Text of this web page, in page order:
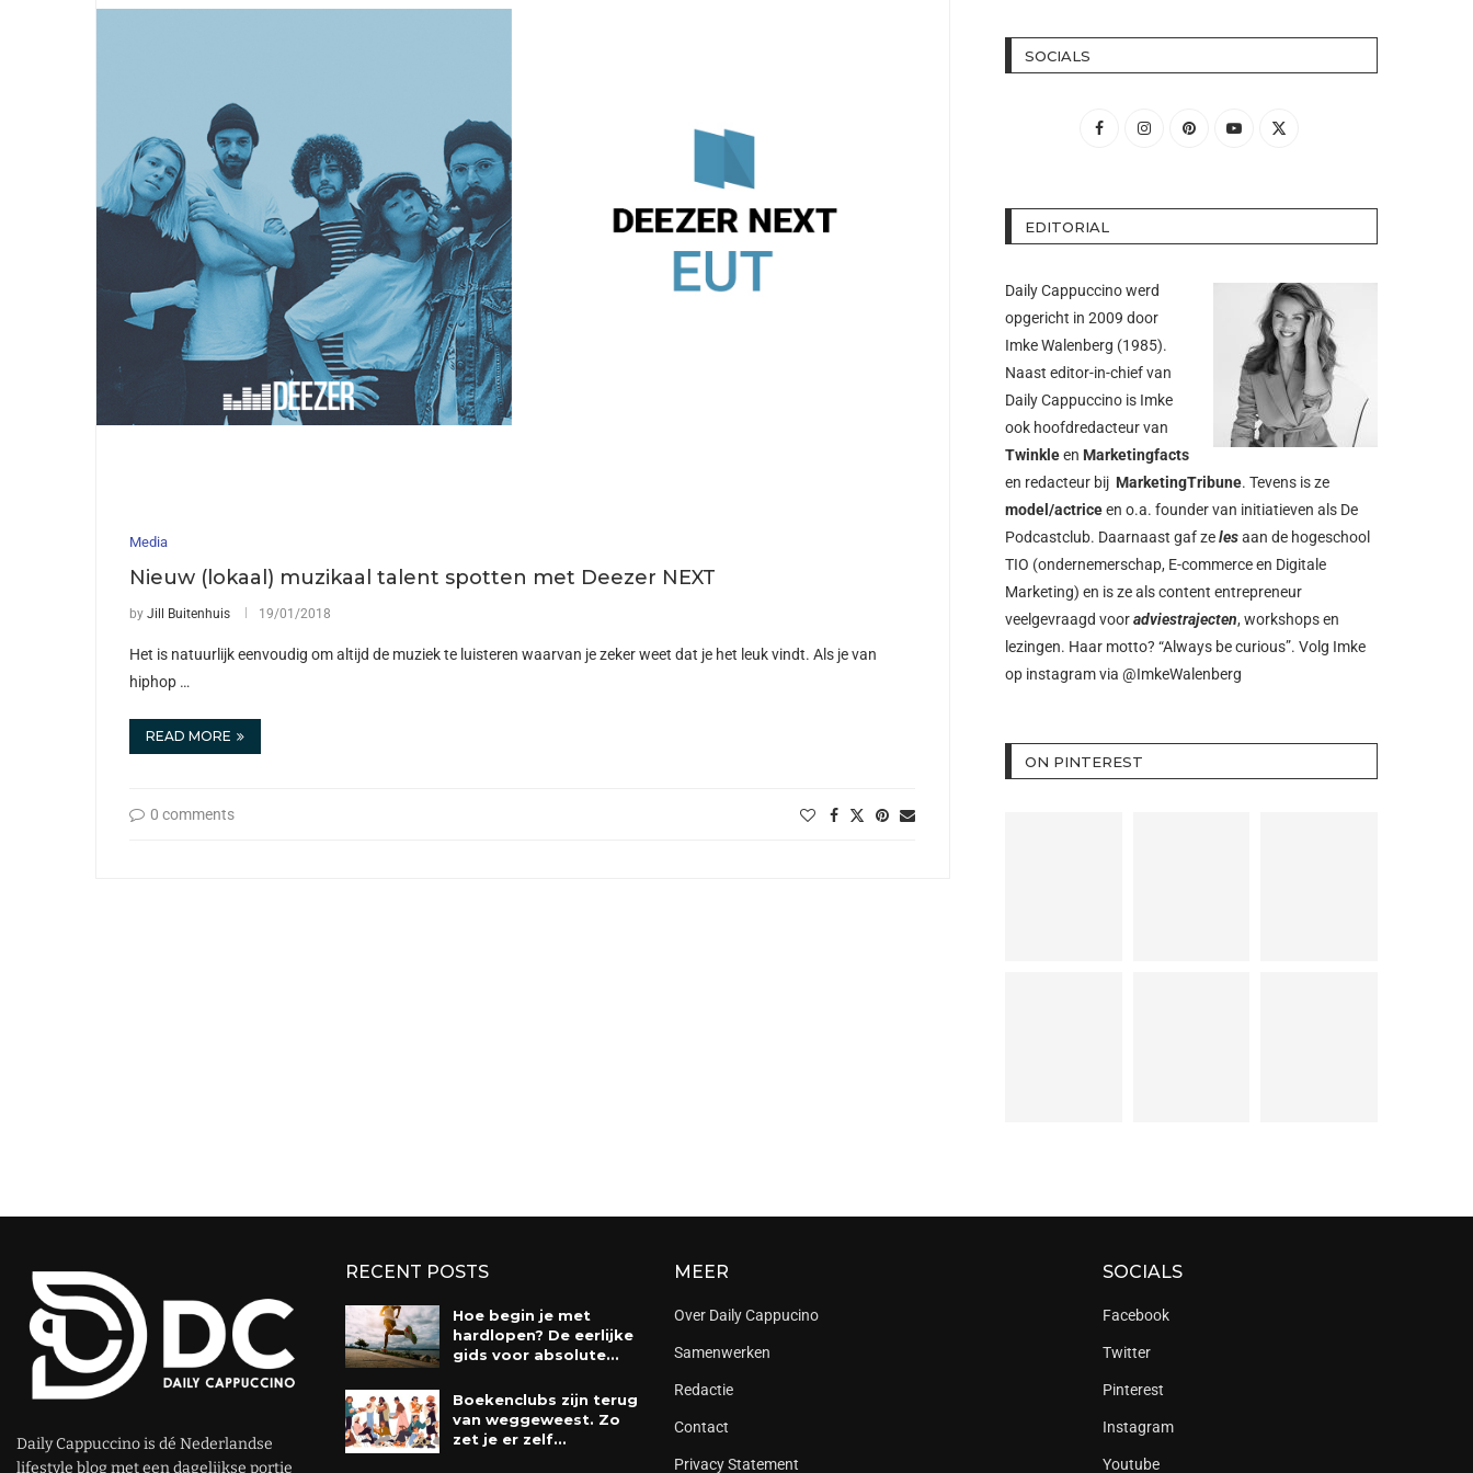
Media
Nieuw (lokaal) muzikaal talent spotten met Deezer NEXT
by Jill Buitenhuis 19/01/2018
Het is natuurlijk eenvoudig om altijd de muziek te luisteren waarvan je zeker weet dat je het leuk vindt. Als je van
hiphop …
READ MORE
0 comments
SOCIALS
EDITORIAL
Daily Cappuccino werd
opgericht in 2009 door
Imke Walenberg (1985).
Naast editor-in-chief van
Daily Cappuccino is Imke
ook hoofdredacteur van
Twinkleen Marketingfacts
en redacteur bij MarketingTribune. Tevens is ze
model/actriceen o.a. founder van initiatieven als De
Podcastclub. Daarnaast gaf zelesaan de hogeschool
TIO (ondernemerschap, E-commerce en Digitale
Marketing) en is ze als content entrepreneur
veelgevraagd vooradviestrajecten, workshops en
lezingen. Haar motto? “Always be curious”. Volg Imke
op instagram via @ImkeWalenberg
ON PINTEREST
Daily Cappuccino is dé Nederlandse
lifestyle blog met een dagelijkse portie
RECENT POSTS
Hoe begin je met
hardlopen? De eerlijke
gids voor absolute...
Boekenclubs zijn terug
van weggeweest. Zo
zet je er zelf...
MEER
Over Daily Cappucino
Samenwerken
Redactie
Contact
Privacy Statement
SOCIALS
Facebook
Twitter
Pinterest
Instagram
Youtube